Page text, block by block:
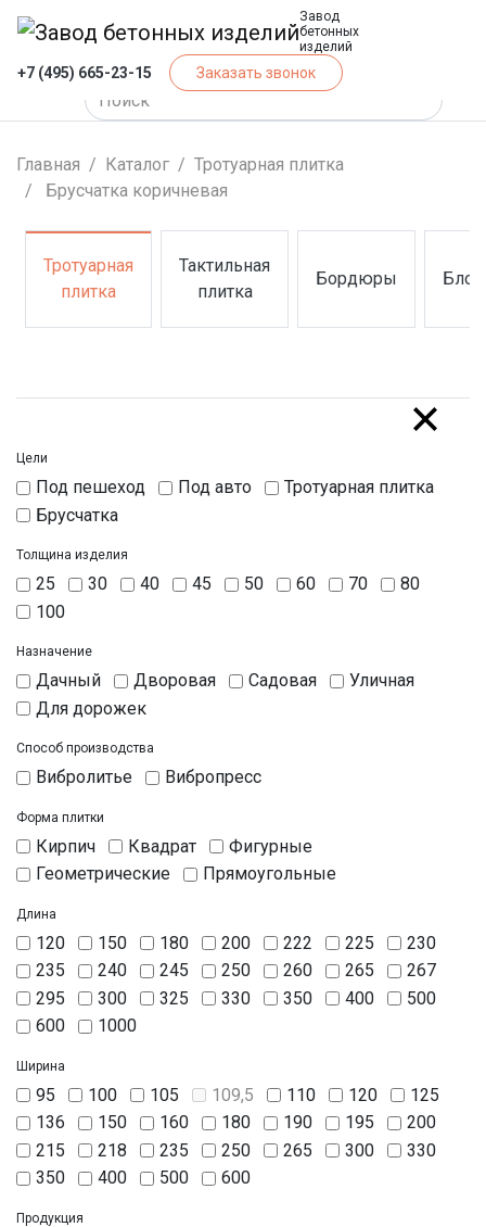
Завод
бетонных
изделий
+7 (495) 665-23-15 Заказать звонок
Главная Каталог
Тротуарная плитка
Брусчатка коричневая
Тротуарная
плитка
(Тротуарная плитка)
Тактильная
плитка
(Тактильная плитка)
Бордюры
(Бордюры)
Цели
Под пешеход Под авто
Тротуарная плитка
Брусчатка
Толщина изделия
25 30 40 45 50 60 70
80
100
Назначение
Дачный Дворовая Садовая
Уличная
Для дорожек
Способ производства
Вибролитье Вибропресc
Форма плитки
Кирпич Квадрат
Фигурные
Геометрические
Прямоугольные
Длина
120 150 180 200 222 225
230
235
240 245 250 260 265
267
295
300 325 330 350 400
500
600
1000
Ширина
95 100 105 109,5 110 120
125
136
150 160 180 190 195
200
215
218 235 250 265 300
330
350
400 500 600
Продукция